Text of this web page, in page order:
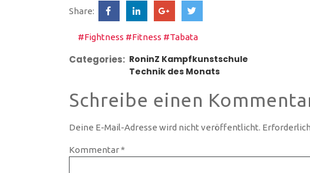
Share:
#Fightness #Fitness #Tabata
Categories: RoninZ Kampfkunstschule
Technik des Monats
Schreibe einen
Deine E-Mail-Adresse wird nicht veröffentlicht.
Kommentar*